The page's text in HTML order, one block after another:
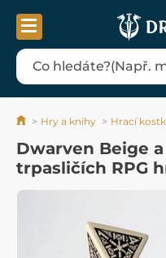
Hry a knihy Hrací
Dwarven Beige
trpasličích RPG